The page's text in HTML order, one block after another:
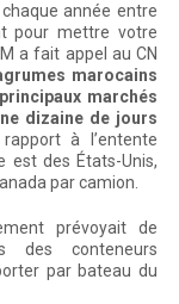
année entre
pour mettre votre
a fait appel au CN
marocains
marchés
dizaine de jours
à l’entente
est des États-Unis,
par camion.
prévoyait de
des conteneurs
par bateau du